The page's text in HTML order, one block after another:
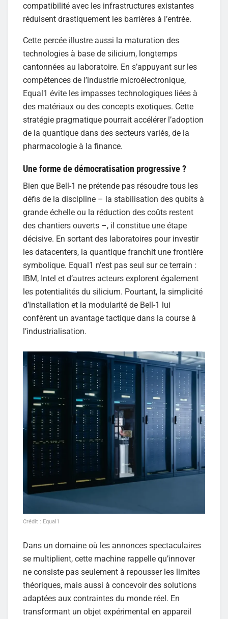
compatibilité avec les infrastructures existantes
réduisent drastiquement les barrières à l’entrée.
Cette percée illustre aussi la maturation des
technologies à base de silicium, longtemps
cantonnées au laboratoire. En s’appuyant sur les
compétences de l’industrie microélectronique,
Equal1 évite les impasses technologiques liées à
des matériaux ou des concepts exotiques. Cette
stratégie pragmatique pourrait accélérer l’adoption
de la quantique dans des secteurs variés, de la
pharmacologie à la finance.
Une forme de démocratisation progressive ?
Bien que Bell-1 ne prétende pas résoudre tous les
défis de la discipline – la stabilisation des qubits à
grande échelle ou la réduction des coûts restent
des chantiers ouverts –, il constitue une étape
décisive. En sortant des laboratoires pour investir
les datacenters, la quantique franchit une frontière
symbolique. Equal1 n’est pas seul sur ce terrain :
IBM, Intel et d’autres acteurs explorent également
les potentialités du silicium. Pourtant, la simplicité
d’installation et la modularité de Bell-1 lui
confèrent un avantage tactique dans la course à
l’industrialisation.
Crédit : Equal1
Dans un domaine où les annonces spectaculaires
se multiplient, cette machine rappelle qu’innover
ne consiste pas seulement à repousser les limites
théoriques, mais aussi à concevoir des solutions
adaptées aux contraintes du monde réel. En
transformant un objet expérimental en appareil